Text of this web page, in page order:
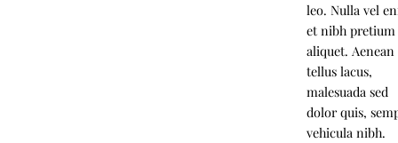
leo. Nulla vel
et nibh pretium
aliquet. Aenean
tellus lacus,
malesuada sed
dolor quis,
vehicula nibh.